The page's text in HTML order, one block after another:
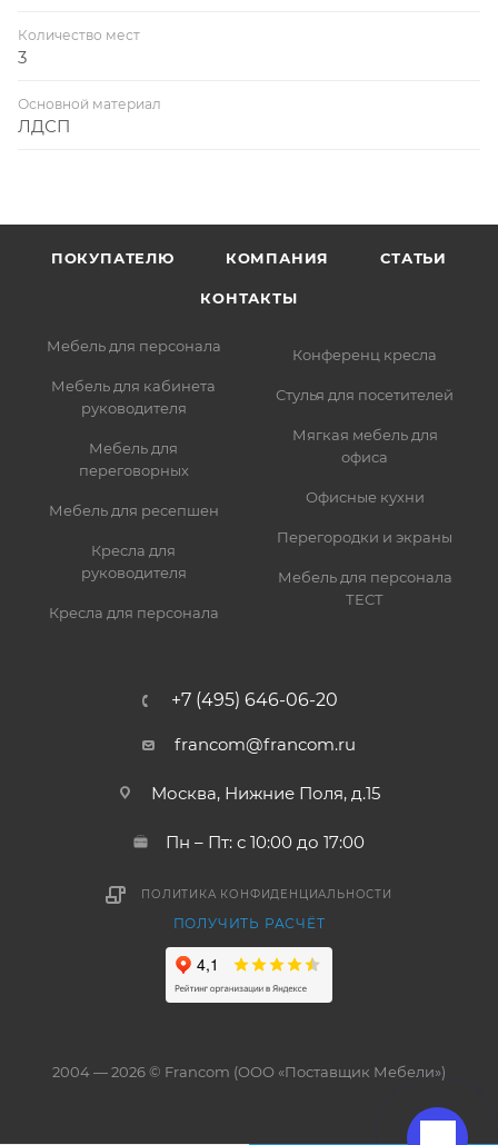
Количество мест
3
Основной материал
ЛДСП
ПОКУПАТЕЛЮ КОМПАНИЯ СТАТЬИ
КОНТАКТЫ
Мебель для персонала
Мебель для кабинета
руководителя
Мебель для
переговорных
Мебель для ресепшен
Кресла для
руководителя
Кресла для персонала
Конференц кресла
Стулья для посетителей
Мягкая мебель для
офиса
Офисные кухни
Перегородки и экраны
Мебель для персонала
ТЕСТ
+7 (495) 646-06-20
francom@francom.ru
Москва, Нижние Поля, д.15
Пн – Пт: с 10:00 до 17:00
ПОЛИТИКА КОНФИДЕНЦИАЛЬНОСТИ
ПОЛУЧИТЬ РАСЧЁТ
2004 — 2026 © Francom (ООО «Поставщик Мебели»)